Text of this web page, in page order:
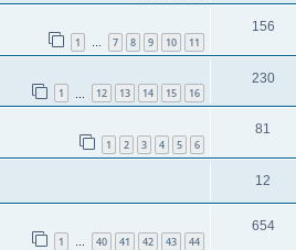
1 … 7 8 9 10 11
156
1 12 13 14 15 16
230
1 2 3 4 5 6
81
12
1 … 40 41 42 43 44
654